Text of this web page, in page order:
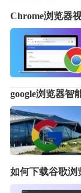
Chrome浏览器
google浏览器智
如何下载谷歌浏